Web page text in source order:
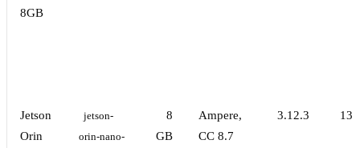
8GB
Jetson
Orin
jetson-
orin-nano-
8
GB
Ampere,
CC 8.7
3.12.3